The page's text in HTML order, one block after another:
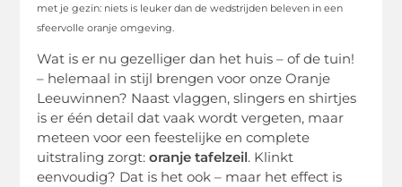
met je gezin: niets is leuker dan de wedstrijden beleven in een
sfeervolle oranje omgeving.
Wat is er nu gezelliger dan het huis – of de tuin!
– helemaal in stijl brengen voor onze Oranje
Leeuwinnen? Naast vlaggen, slingers en shirtjes
is er één detail dat vaak wordt vergeten, maar
meteen voor een feestelijke en complete
uitstraling zorgt:oranje tafelzeil. Klinkt
eenvoudig? Dat is het ook – maar het effect is